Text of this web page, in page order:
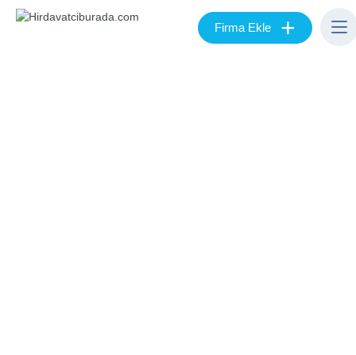
Firma Ekle +